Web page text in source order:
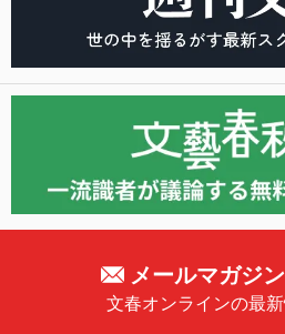
メールマガジ
文春オンラインの最